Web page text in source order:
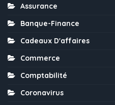
Assurance
Banque-Finance
Cadeaux D'affaires
Commerce
Comptabilité
Coronavirus